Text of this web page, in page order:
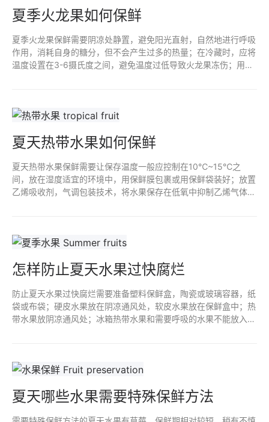
夏季火龙果如何保鲜
夏季火龙果保鲜需要阴凉处静置，避免阳光直射，自然地进行呼吸
作用，消耗自身的糖分，但不会产生过多的热量；在冷藏时，应将
温度设置在3-6摄氏度之间，避免温度过低导致火龙果冻伤；用保
夏天热带水果如何保鲜
夏天热带水果保鲜需要让保存温度一般应控制在10℃~15℃之
间，放在湿度适宜的环境中，用保鲜膜包裹或用保鲜袋装好；放置
乙烯吸收剂，气调包装技术，将水果保存在低氧中抑制乙烯气体；
怎样防止夏天水果过快腐烂
防止夏天水果过快腐烂需要准备塑料保鲜盒，陶瓷或玻璃容器，纸
袋或布袋；硬皮水果放在阴凉通风处，软皮水果放在保鲜盒中；热
带水果放阴凉通风处；冰箱热带水果和需要呼吸的水果不能放入；
夏天哪些水果需要特殊保鲜方法